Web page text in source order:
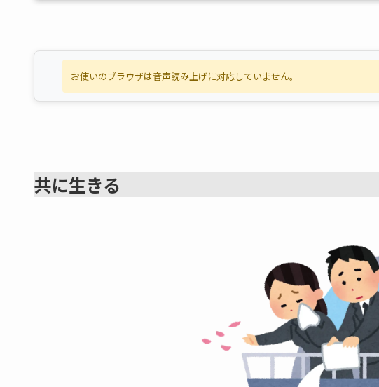
お使いのブラウザは音声読み上げに対応していません。
共に生きる